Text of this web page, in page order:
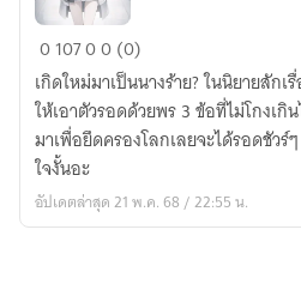
divine
command
ไม่รู้
หรอก
ว่า
เนื้อ
เรื่อง
เป็น
ไง
010700 (0)
เกิดใหม่มาเป็นนางร้าย? ในนิยายสัก
ให้เอาตัวรอดด้วยพร 3 ข้อที่ไม่โกงเกิ
มาเพื่อยึดครองโลกเลยจะได้รอดชัว
ใจงั้นอะ
อัปเดตล่าสุด 21 พ.ค. 68 / 22:55 น.